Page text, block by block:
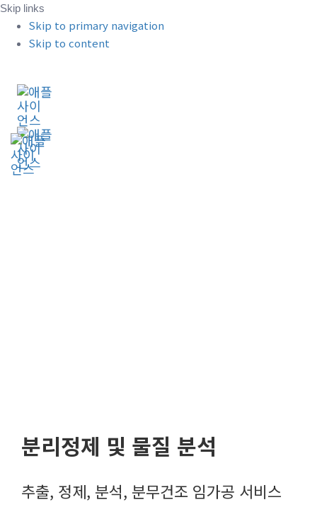
Skip links
Skip to primary navigation
Skip to content
분리정제 및 물질 분석
추출, 정제, 분석, 분무건조 임가공 서비스